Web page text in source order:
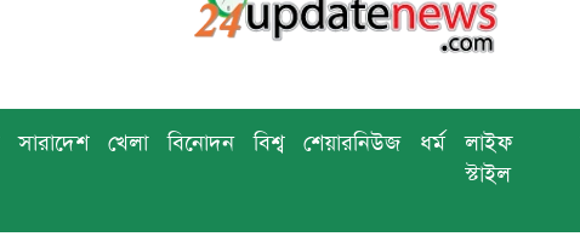
সারাদেশ খেলা বিনোদন বিশ্ব শেয়ারনিউজ ধর্ম
লাইফ
স্টাইল